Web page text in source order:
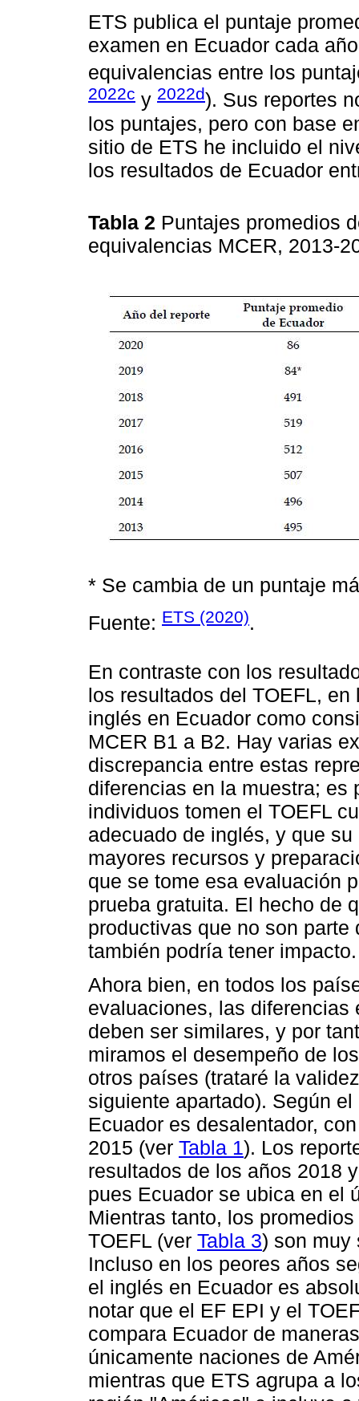
ETS publica el puntaje
examen en Ecuador cada
equivalencias entre los
2022c y 2022d). Sus reportes
los puntajes, pero con base
sitio de ETS he incluido el
los resultados de Ecuador
Tabla 2 Puntajes promedios
equivalencias MCER, 2013-
* Se cambia de un puntaje
Fuente: ETS (2020).
En contraste con los
los resultados del TOEFL,
inglés en Ecuador como
MCER B1 a B2. Hay varias
discrepancia entre estas
diferencias en la muestra; es
individuos tomen el TOEFL
adecuado de inglés, y que
mayores recursos y
que se tome esa evaluación
prueba gratuita. El hecho de
productivas que no son
también podría tener impacto.
Ahora bien, en todos los
evaluaciones, las
deben ser similares, y por
miramos el desempeño de
otros países (trataré la
siguiente apartado). Según
Ecuador es desalentador,
2015 (ver Tabla 1). Los
resultados de los años 2018
pues Ecuador se ubica en el
Mientras tanto, los
TOEFL (ver Tabla 3) son muy
Incluso en los peores años
el inglés en Ecuador es
notar que el EF EPI y el
compara Ecuador de
únicamente naciones de
mientras que ETS agrupa a